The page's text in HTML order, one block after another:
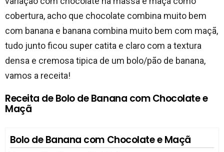
cobertura, acho que chocolate combina muito bem
com banana e banana combina muito bem com maçã,
tudo junto ficou super catita e claro com a textura
densa e cremosa tipica de um bolo/pão de banana,
vamos a receita!
Receita de Bolo de Banana com Chocolate e
Maçã
Bolo de Banana com Chocolate e Maçã